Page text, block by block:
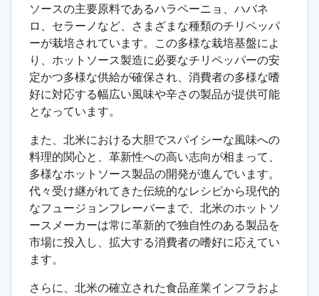
ソースの主要原料であるハラペーニョ、ハバネ
ロ、セラーノなど、さまざまな種類のチリペッパ
ーが栽培されています。この多様な栽培基盤によ
り、ホットソース製造に必要なチリペッパーの安
定かつ多様な供給が確保され、消費者の多様な嗜
好に対応する幅広い風味や辛さの製品が提供可能
となっています。
また、北米における大胆でスパイシーな風味への
料理的関心と、革新性への高い志向が相まって、
多様なホットソース製品の開発が進んでいます。
代々受け継がれてきた伝統的なレシピから現代的
なフュージョンフレーバーまで、北米のホットソ
ースメーカーは常に革新的で独自性のある製品を
市場に投入し、拡大する消費者の嗜好に応えてい
ます。
さらに、北米の確立された食品産業インフラおよ